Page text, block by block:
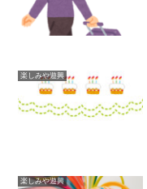
楽しみや遊興
楽しみや遊興